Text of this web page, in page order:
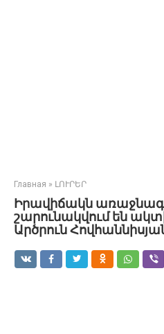
Главная » ԼՈՒՐԵՐ
Իրավիճակն
շարունակվում են
Արծրուն